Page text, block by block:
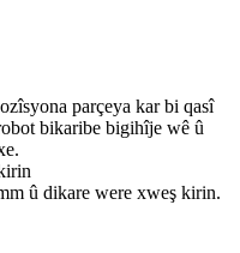
parçeya kar bi qasî
bikaribe bigihîje wê û
û dikare were xweş kirin.